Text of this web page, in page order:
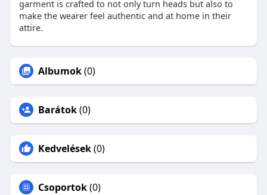
garment is crafted to not only turn heads but also to
make the wearer feel authentic and at home in their
attire.
Albumok(0)
Barátok(0)
Kedvelések(0)
Csoportok(0)